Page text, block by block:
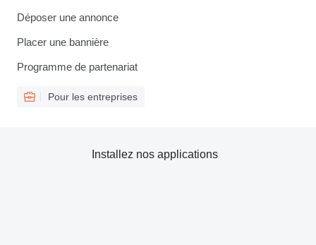
Déposer une annonce
Placer une bannière
Programme de partenariat
Pour les entreprises
Installez nos applications